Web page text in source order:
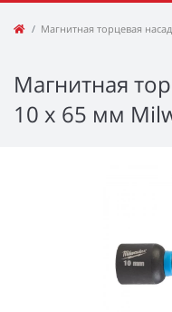
Магнитная торцевая
Магнитная
10 х 65 мм